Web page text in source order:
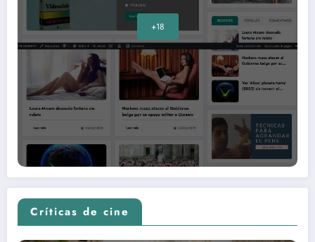
+18
Críticas de cine